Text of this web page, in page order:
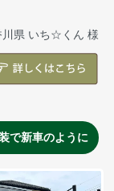
川県 いち☆くん 様
で新車のように